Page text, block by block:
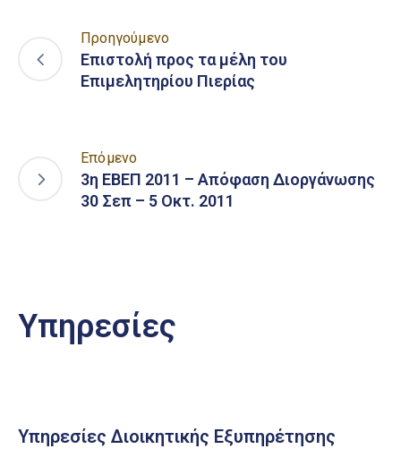
Προηγούμενο
Επιστολή προς τα μέλη του
Επιμελητηρίου Πιερίας
Επόμενο
3η ΕΒΕΠ 2011 – Απόφαση Διοργάνωσης
30 Σεπ – 5 Οκτ. 2011
Υπηρεσίες
Υπηρεσίες Διοικητικής Εξυπηρέτησης